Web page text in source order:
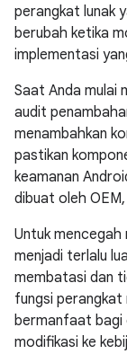
perangkat lunak
berubah ketika
implementasi
Saat Anda mulai
audit
menambahkan
pastikan
keamanan
dibuat oleh
Untuk mencegah
menjadi terlalu
membatasi dan
fungsi perangkat
bermanfaat bagi
modifikasi ke